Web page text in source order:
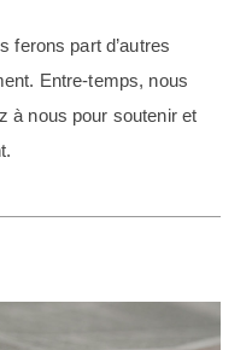
ferons part d’autres
Entre-temps, nous
à nous pour soutenir et